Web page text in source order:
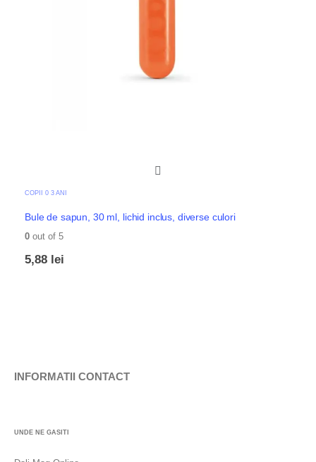
COPII 0 3 ANI
Bule de sapun, 30 ml, lichid inclus, diverse culori
0 out of 5
5,88 lei
INFORMATII CONTACT
UNDE NE GASITI